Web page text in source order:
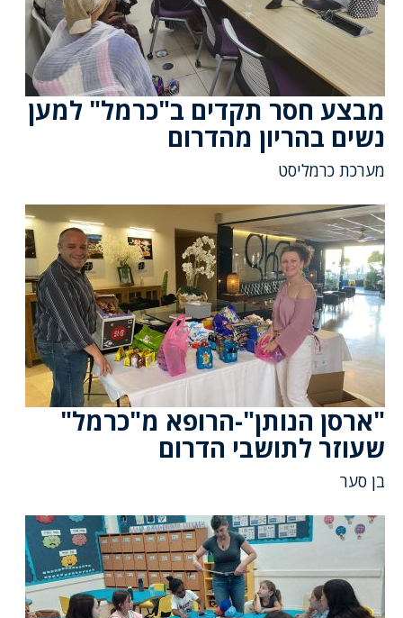
מבצע חסר תקדים ב"כרמל" למען
נשים בהריון מהדרום
מערכת כרמליסט
"ארסן הנותן"-הרופא מ"כרמל"
שעוזר לתושבי הדרום
בן סער